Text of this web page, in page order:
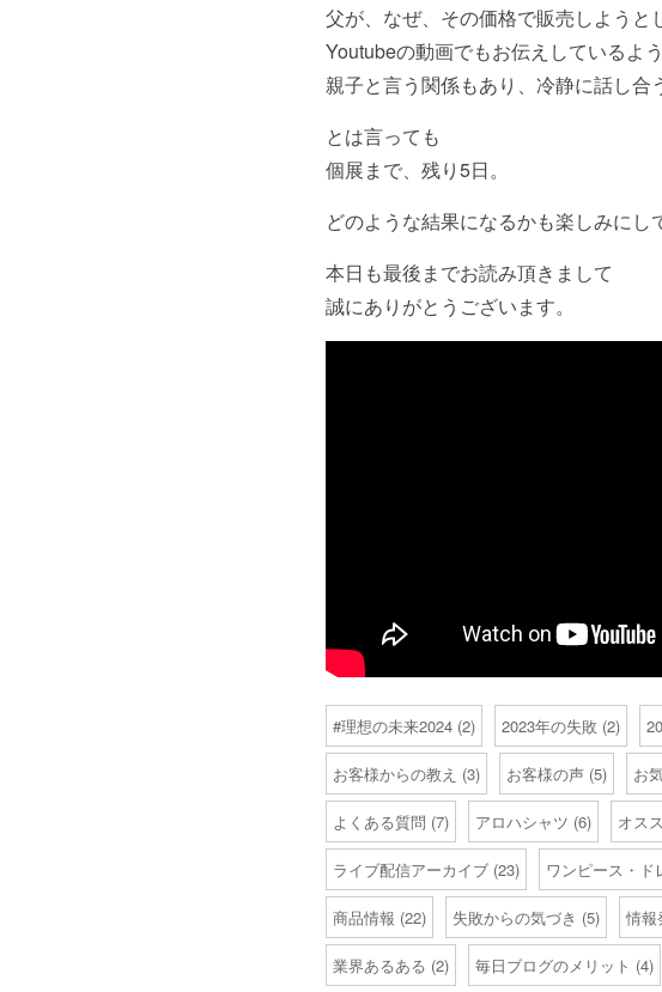
父が、なぜ、その価格で販売しよう
Youtubeの動画でもお伝えしているよ
親子と言う関係もあり、冷静に話し合
とは言っても
個展まで、残り5日。
どのような結果になるかも楽しみにし
本日も最後までお読み頂きまして
誠にありがとうございます。
#理想の未来2024 (2) 2023年の失敗 (2)
お客様からの教え (3) お客様の声 (5) お
よくある質問 (7) アロハシャツ (6) オス
ライブ配信アーカイブ (23) ワンピース・ド
商品情報 (22) 失敗からの気づき (5) 情報
業界あるある (2) 毎日ブログのメリット (4)